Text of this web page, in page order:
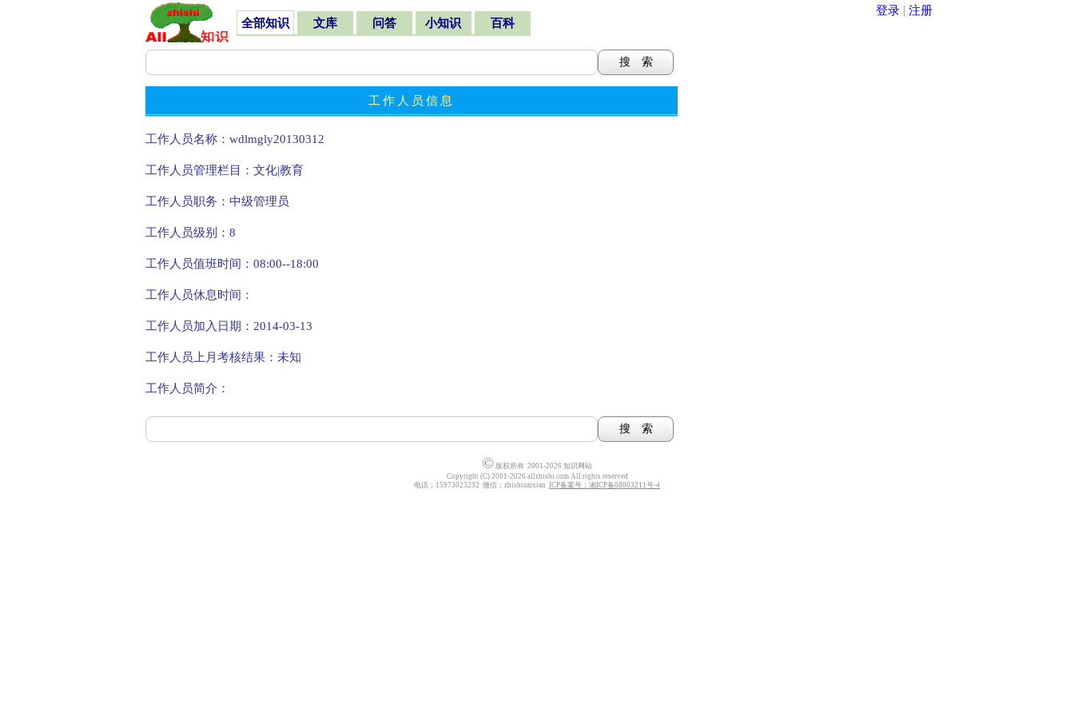
全部知识 文库 问答 小知识 百科
登录 | 注册
工作人员信息
工作人员名称：wdlmgly20130312
工作人员管理栏目：文化|教育
工作人员职务：中级管理员
工作人员级别：8
工作人员值班时间：08:00--18:00
工作人员休息时间：
工作人员加入日期：2014-03-13
工作人员上月考核结果：未知
工作人员简介：
© 版权所有 2001-2026 知识网站
Copyright (C) 2001-2026 allzhishi.com All rights reserved
电话：15973023232 微信：zhishizaixian ICP备案号：湘ICP备08003211号-4